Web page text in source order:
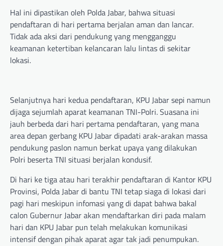
Hal ini dipastikan oleh Polda Jabar, bahwa situasi
pendaftaran di hari pertama berjalan aman dan lancar.
Tidak ada aksi dari pendukung yang mengganggu
keamanan ketertiban kelancaran lalu lintas di sekitar
lokasi.
Selanjutnya hari kedua pendaftaran, KPU Jabar sepi namun
dijaga sejumlah aparat keamanan TNI-Polri. Suasana ini
jauh berbeda dari hari pertama pendaftaran, yang mana
area depan gerbang KPU Jabar dipadati arak-arakan massa
pendukung paslon namun berkat upaya yang dilakukan
Polri beserta TNI situasi berjalan kondusif.
Di hari ke tiga atau hari terakhir pendaftaran di Kantor KPU
Provinsi, Polda Jabar di bantu TNI tetap siaga di lokasi dari
pagi hari meskipun infomasi yang di dapat bahwa bakal
calon Gubernur Jabar akan mendaftarkan diri pada malam
hari dan KPU Jabar pun telah melakukan komunikasi
intensif dengan pihak aparat agar tak jadi penumpukan.